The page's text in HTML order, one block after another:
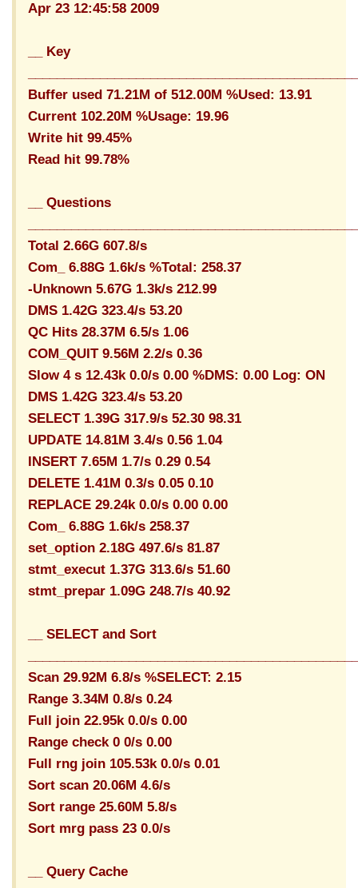
Apr 23 12:45:58 2009
__ Key
Buffer used 71.21M of 512.00M %Used: 13.91
Current 102.20M %Usage: 19.96
Write hit 99.45%
Read hit 99.78%
__ Questions
Total 2.66G 607.8/s
Com_ 6.88G 1.6k/s %Total: 258.37
-Unknown 5.67G 1.3k/s 212.99
DMS 1.42G 323.4/s 53.20
QC Hits 28.37M 6.5/s 1.06
COM_QUIT 9.56M 2.2/s 0.36
Slow 4 s 12.43k 0.0/s 0.00 %DMS: 0.00 Log: ON
DMS 1.42G 323.4/s 53.20
SELECT 1.39G 317.9/s 52.30 98.31
UPDATE 14.81M 3.4/s 0.56 1.04
INSERT 7.65M 1.7/s 0.29 0.54
DELETE 1.41M 0.3/s 0.05 0.10
REPLACE 29.24k 0.0/s 0.00 0.00
Com_ 6.88G 1.6k/s 258.37
set_option 2.18G 497.6/s 81.87
stmt_execut 1.37G 313.6/s 51.60
stmt_prepar 1.09G 248.7/s 40.92
__ SELECT and Sort
Scan 29.92M 6.8/s %SELECT: 2.15
Range 3.34M 0.8/s 0.24
Full join 22.95k 0.0/s 0.00
Range check 0 0/s 0.00
Full rng join 105.53k 0.0/s 0.01
Sort scan 20.06M 4.6/s
Sort range 25.60M 5.8/s
Sort mrg pass 23 0.0/s
__ Query Cache